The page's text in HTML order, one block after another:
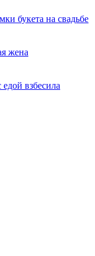
букета на свадьбе
жена
взбесила